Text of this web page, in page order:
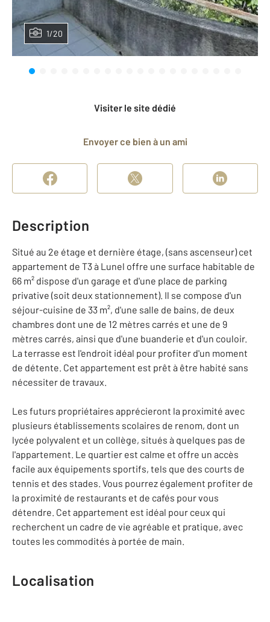
1/20
Visiter le site dédié
Envoyer ce bien à un ami
Description
Situé au 2e étage et dernière étage, (sans ascenseur) cet
appartement de T3 à Lunel offre une surface habitable de
66 m² dispose d'un garage et d'une place de parking
privative (soit deux stationnement). Il se compose d'un
séjour-cuisine de 33 m², d'une salle de bains, de deux
chambres dont une de 12 mètres carrés et une de 9
mètres carrés, ainsi que d'une buanderie et d'un couloir.
La terrasse est l'endroit idéal pour profiter d'un moment
de détente. Cet appartement est prêt à être habité sans
nécessiter de travaux.
Les futurs propriétaires apprécieront la proximité avec
plusieurs établissements scolaires de renom, dont un
lycée polyvalent et un collège, situés à quelques pas de
l'appartement. Le quartier est calme et offre un accès
facile aux équipements sportifs, tels que des courts de
tennis et des stades. Vous pourrez également profiter de
la proximité de restaurants et de cafés pour vous
détendre. Cet appartement est idéal pour ceux qui
recherchent un cadre de vie agréable et pratique, avec
toutes les commodités à portée de main.
Localisation